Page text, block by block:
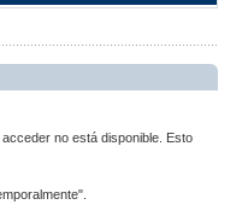
no está disponible. Esto